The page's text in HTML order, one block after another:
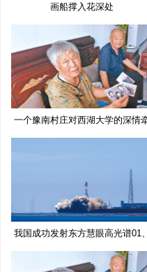
画船撑入花深处
一个豫南村庄对西湖大学的深情
挂
我国成功发射东方慧眼高光谱01、
02